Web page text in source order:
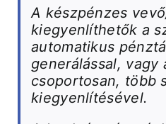
A készpénzes
kiegyenlíthetők a
automatikus
generálással, vagy
csoportosan, több
kiegyenlítésével.